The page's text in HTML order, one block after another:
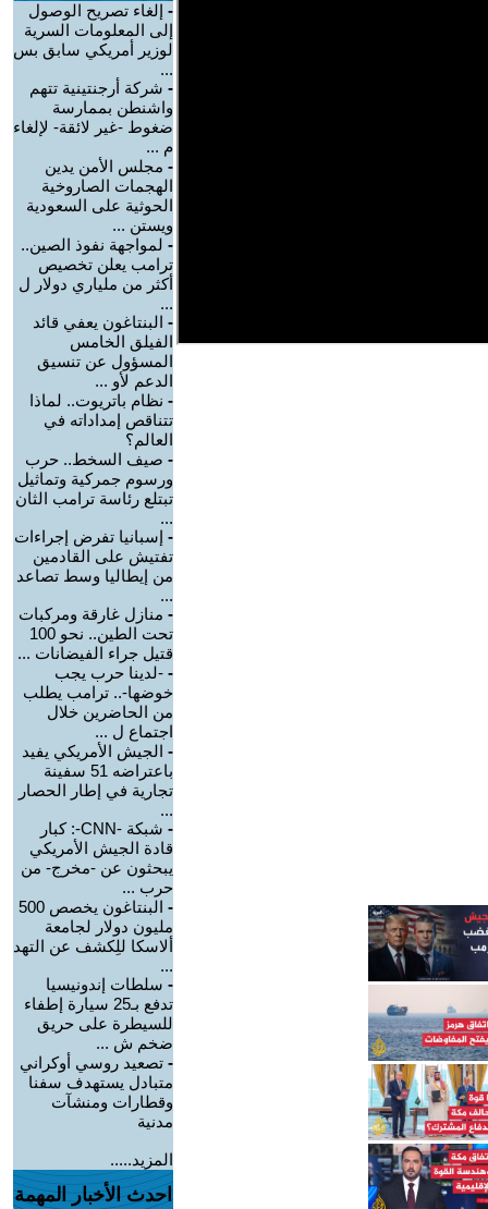
- إلغاء تصريح الوصول
إلى المعلومات السرية
لوزير أمريكي سابق بس
...
- شركة أرجنتينية تتهم
واشنطن بممارسة
ضغوط -غير لائقة- لإلغاء
م ...
- مجلس الأمن يدين
الهجمات الصاروخية
الحوثية على السعودية
ويستن ...
- لمواجهة نفوذ الصين..
ترامب يعلن تخصيص
أكثر من ملياري دولار ل
...
- البنتاغون يعفي قائد
الفيلق الخامس
المسؤول عن تنسيق
الدعم لأو ...
- نظام باتريوت.. لماذا
تتناقص إمداداته في
العالم؟
- صيف السخط.. حرب
ورسوم جمركية وتماثيل
تبتلع رئاسة ترامب الثان
...
- إسبانيا تفرض إجراءات
تفتيش على القادمين
من إيطاليا وسط تصاعد
...
- منازل غارقة ومركبات
تحت الطين.. نحو 100
قتيل جراء الفيضانات ...
- -لدينا حرب يجب
خوضها-.. ترامب يطلب
من الحاضرين خلال
اجتماع ل ...
- الجيش الأمريكي يفيد
باعتراضه 51 سفينة
تجارية في إطار الحصار
...
-
شبكة -CNN-: كبار
قادة الجيش الأمريكي
يبحثون عن -مخرج- من
حرب ...
-
البنتاغون يخصص 500
مليون دولار لجامعة
ألاسكا للِكشف عن التهد
...
- سلطات إندونيسيا
تدفع بـ25 سيارة إطفاء
للسيطرة على حريق
ضخم ش ...
- تصعيد روسي أوكراني
متبادل يستهدف سفنا
وقطارات ومنشآت
مدنية
المزيد.....
احدث الأخبار المهمة